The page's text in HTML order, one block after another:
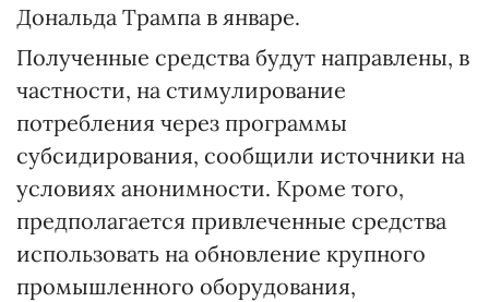
Дональда Трампа в январе.
Полученные средства будут направлены, в
частности, на стимулирование
потребления через программы
субсидирования, сообщили источники на
условиях анонимности. Кроме того,
предполагается привлеченные средства
использовать на обновление крупного
промышленного оборудования,